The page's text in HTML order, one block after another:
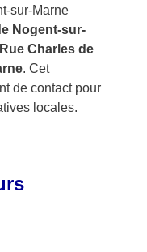
sur-Marne
Nogent-sur-
Charles de
. Cet
de contact pour
locales.